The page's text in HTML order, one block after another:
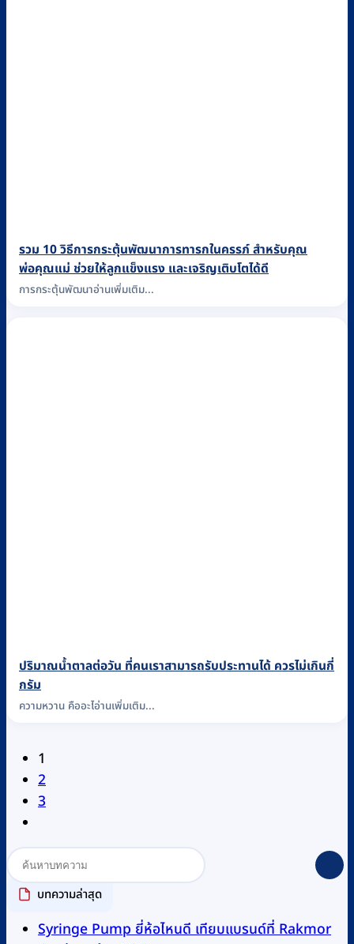
รวม 10 วิธีการกระตุ้นพัฒนาการทารกในครรภ์ สำหรับคุณ
พ่อคุณแม่ ช่วยให้ลูกแข็งแรง และเจริญเติบโตได้ดี
การกระตุ้นพัฒนาอ่านเพิ่มเติม...
ปริมาณน้ำตาลต่อวัน ที่คนเราสามารถรับประทานได้ ควรไม่เกินกี่
กรัม
ความหวาน คืออะไอ่านเพิ่มเติม...
1
2
3
บทความล่าสุด
Syringe Pump ยี่ห้อไหนดี เทียบแบรนด์ที่ Rakmor